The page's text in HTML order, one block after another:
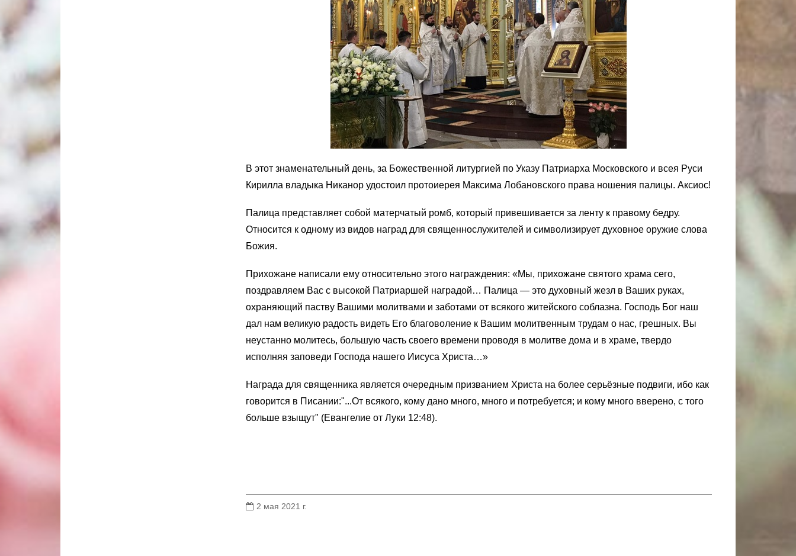
В этот знаменательный день, за Божественной литургией по Указу Патриарха Московского и всея Руси
Кирилла владыка Никанор удостоил протоиерея Максима Лобановского права ношения палицы. Аксиос!
Палица представляет собой матерчатый ромб, который привешивается за ленту к правому бедру.
Относится к одному из видов наград для священнослужителей и символизирует духовное оружие слова
Божия.
Прихожане написали ему относительно этого награждения: «Мы, прихожане святого храма сего,
поздравляем Вас с высокой Патриаршей наградой… Палица — это духовный жезл в Ваших руках,
охраняющий паству Вашими молитвами и заботами от всякого житейского соблазна. Господь Бог наш
дал нам великую радость видеть Его благоволение к Вашим молитвенным трудам о нас, грешных. Вы
неустанно молитесь, большую часть своего времени проводя в молитве дома и в храме, твердо
исполняя заповеди Господа нашего Иисуса Христа…»
Награда для священника является очередным призванием Христа на более серьёзные подвиги, ибо как
говорится в Писании:"...От всякого, кому дано много, много и потребуется; и кому много вверено, с того
больше взыщут" (Евангелие от Луки 12:48).
2 мая 2021 г.